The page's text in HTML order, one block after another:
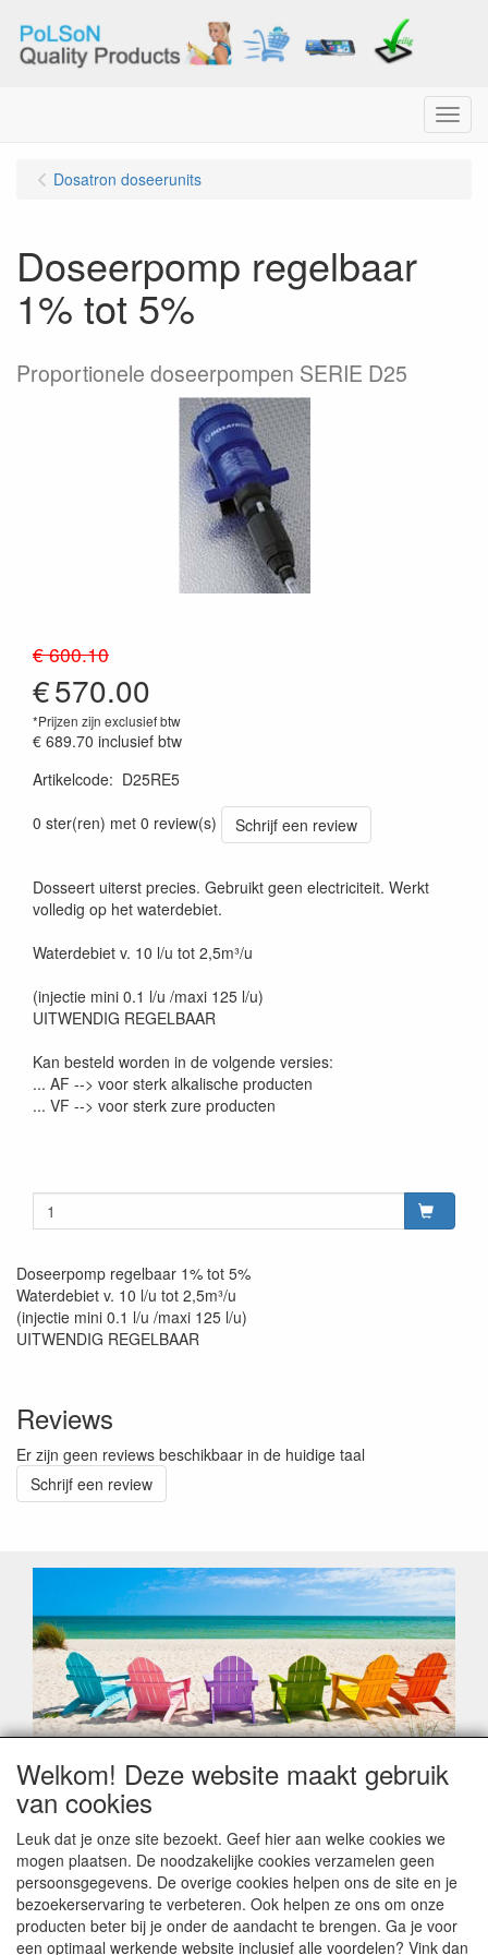
Menu
Dosatron doseerunits
Doseerpomp regelbaar
1% tot 5%
Proportionele doseerpompen SERIE D25
€ 600.10
€570.00
*Prijzen zijn exclusief btw
€ 689.70 inclusief btw
Artikelcode: D25RE5
0 ster(ren) met 0 review(s)
Schrijf een review
Dosseert uiterst precies. Gebruikt geen electriciteit. Werkt
volledig op het waterdebiet.
Waterdebiet v. 10 l/u tot 2,5m³/u
(injectie mini 0.1 l/u /maxi 125 l/u)
UITWENDIG REGELBAAR
Kan besteld worden in de volgende versies:
... AF --> voor sterk alkalische producten
... VF --> voor sterk zure producten
Doseerpomp regelbaar 1% tot 5%
Waterdebiet v. 10 l/u tot 2,5m³/u
(injectie mini 0.1 l/u /maxi 125 l/u)
UITWENDIG REGELBAAR
Reviews
Er zijn geen reviews beschikbaar in de huidige taal
Schrijf een review
Geachte klant,
Zoals elk jaar zorgt de verlofperiode, naast een hoop
leveringsproblemen.
Sommige fabrikanten sluiten of werken met een
vakantiebezetting.
Bestellingen die vanaf +/- 15 juli geplaatst worden kunnen
hierdoor vertraging oplopen. Wanneer die voorradig is en alle
Welkom! Deze website maakt gebruik
van cookies
Leuk dat je onze site bezoekt. Geef hier aan welke cookies we
mogen plaatsen. De noodzakelijke cookies verzamelen geen
persoonsgegevens. De overige cookies helpen ons de site en je
bezoekerservaring te verbeteren. Ook helpen ze ons om onze
producten beter bij je onder de aandacht te brengen. Ga je voor
een optimaal werkende website inclusief alle voordelen? Vink dan